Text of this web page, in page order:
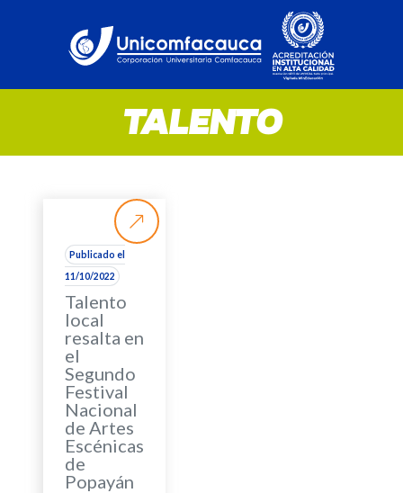
TALENTO
Publicado el
11/10/2022
Talento
local
resalta en
el
Segundo
Festival
Nacional
de Artes
Escénicas
de
Popayán